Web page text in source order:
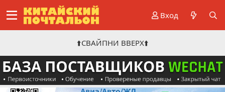
Вход
⬆️СВАЙПНИ ВВЕРХ⬆️